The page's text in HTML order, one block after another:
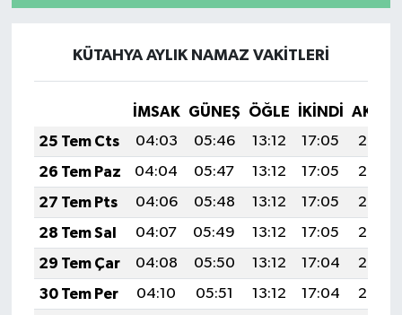
KÜTAHYA AYLIK NAMAZ VAKITLERI
İMSAK GÜNEŞ ÖĞLE İKINDI
25 Tem Cts
04:03 05:46 13:12 17:05
20:27
26 Tem Paz
04:04 05:47 13:12 17:05
20:26
27 Tem Pts
04:06 05:48 13:12 17:05
20:25
28 Tem Sal
04:07 05:49 13:12 17:05
20:24
29 Tem Çar
04:08 05:50 13:12 17:04
20:23
30 Tem Per
04:10 05:51 13:12 17:04
20:22